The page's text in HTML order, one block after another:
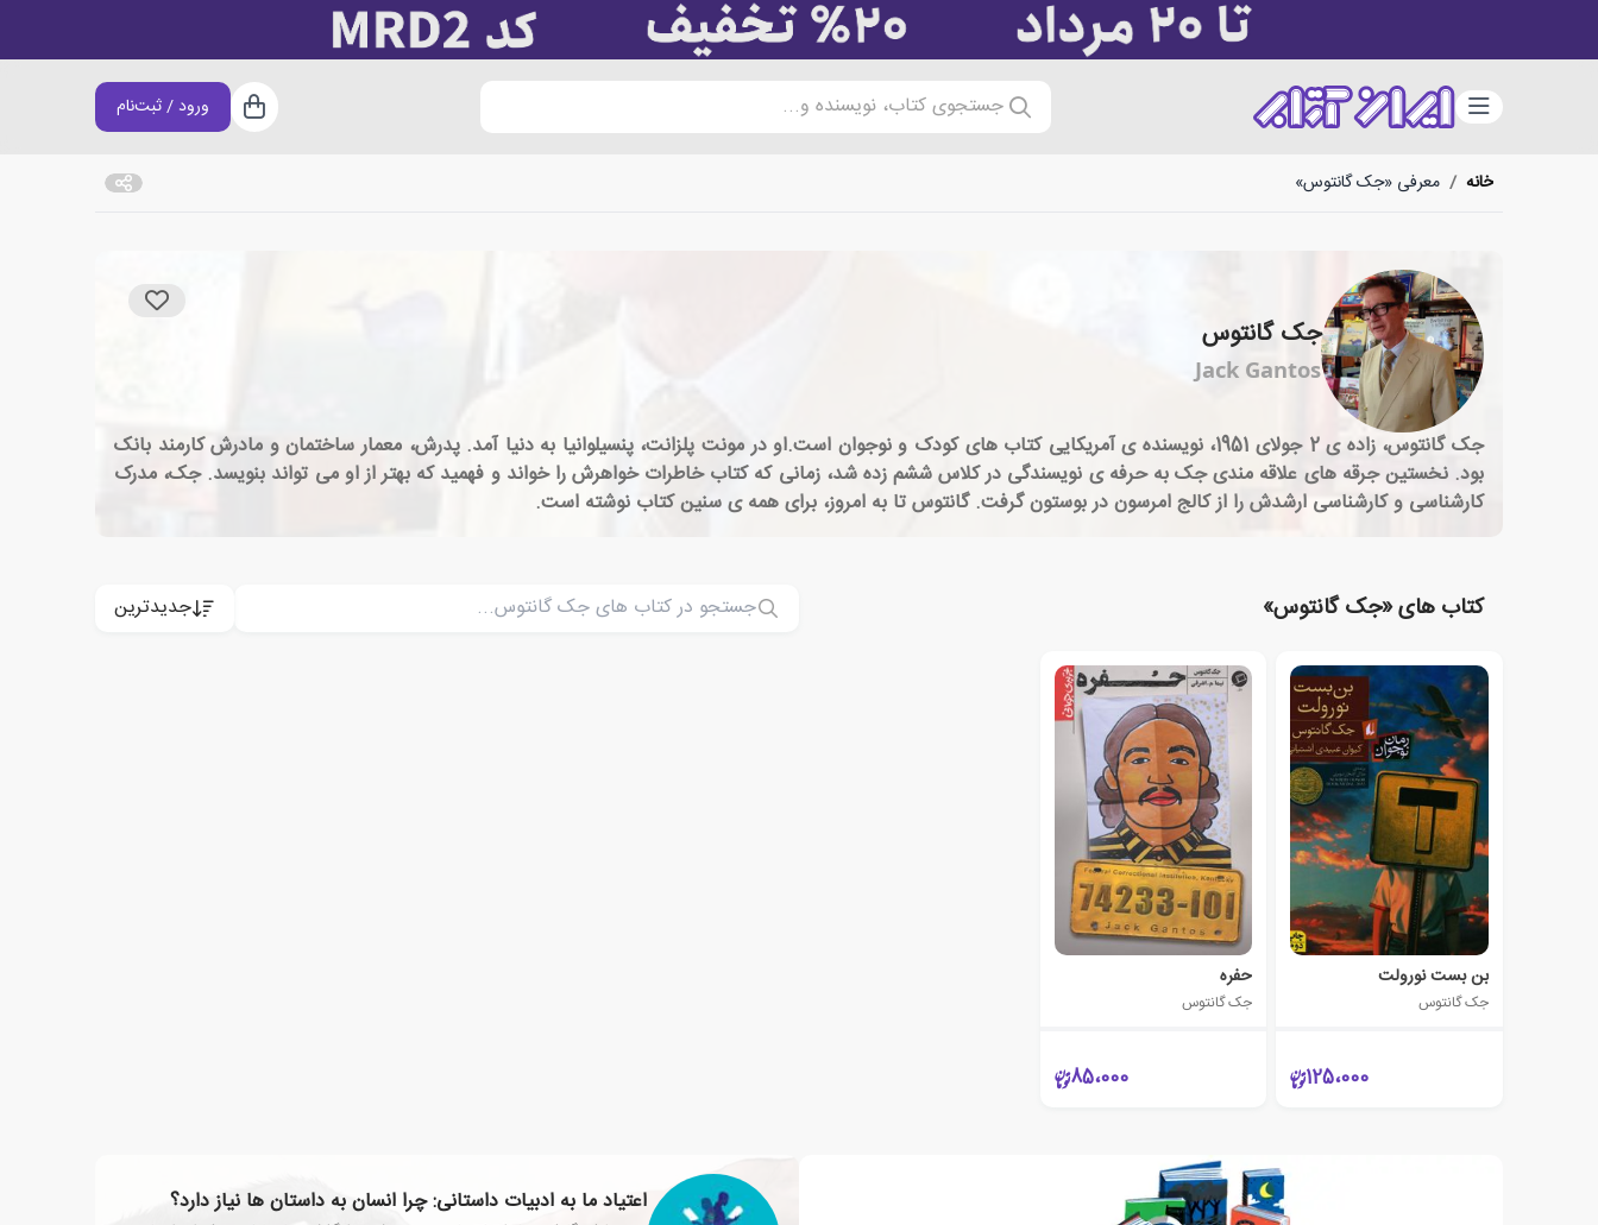
دسته‌بندی جستجوی کتاب، نویسنده و... سبد خرید
ورود / ثبت‌نام
خانه / معرفی «جک گانتوس»
جک گانتوس
Jack Gantos
جک گانتوس، زاده ی 2 جولای 1951، نویسنده ی آمریکایی کتاب های کودک و نوجوان است.او در مونت پلزانت، پنسیلوانیا به دنیا آمد. پدرش، معمار ساختمان و مادرش کارمند بانک
بود. نخستین جرقه های علاقه مندی جک به حرفه ی نویسندگی در کلاس ششم زده شد، زمانی که کتاب خاطرات خواهرش را خواند و فهمید که بهتر از او می تواند بنویسد. جک، مدرک
کارشناسی و کارشناسی ارشدش را از کالج امرسون در بوستون گرفت. گانتوس تا به امروز، برای همه ی سنین کتاب نوشته است.
کتاب های «جک گانتوس» جدیدترین
بن بست نورولت
جک گانتوس
125،000
حفره
جک گانتوس
85،000
اعتیاد ما به ادبیات داستانی: چرا انسان به داستان ها نیاز دارد؟